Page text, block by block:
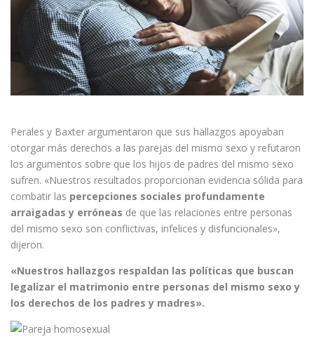
Perales y Baxter argumentaron que sus hallazgos apoyaban
otorgar más derechos a las parejas del mismo sexo y refutaron
los argumentos sobre que los hijos de padres del mismo sexo
sufren. «Nuestros resultados proporcionan evidencia sólida para
combatir las percepciones sociales profundamente
arraigadas y erróneas de que las relaciones entre personas
del mismo sexo son conflictivas, infelices y disfuncionales»,
dijeron.
«Nuestros hallazgos respaldan las políticas que buscan
legalizar el matrimonio entre personas del mismo sexo y
los derechos de los padres y madres».